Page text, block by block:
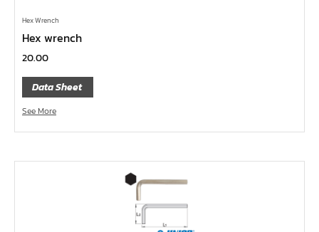
แปรงทาสี
ต๊าป แอ๊ปโก้ ABPCO
ลูกบ๊อกซ์ การบิน AeroSpace Standard AS954E สั้น ยาว
บ๊อกข้ออ่อน 1/4"
ไขควงตอก
ไขควงข้อต่อ
ไขควงท๊อกซ์,ไขควงท๊อกซ์มีรู
Hex Wrench
Hex wrench
20.00
Data Sheet
See More